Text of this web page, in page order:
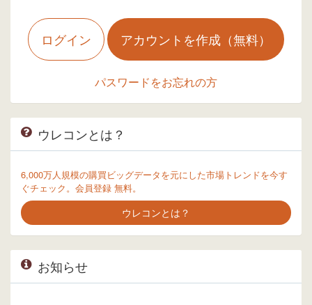
ログイン アカウントを作成（無料）
パスワードをお忘れの方
ウレコンとは？
6,000万人規模の購買ビッグデータを元にした市場トレンドを今す
ぐチェック。会員登録 無料。
ウレコンとは？
お知らせ